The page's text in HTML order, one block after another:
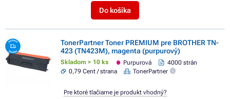
Do košíka
TonerPartner Toner PREMIUM pre BROTHER TN-
423 (TN423M), magenta (purpurový)
Skladom > 10 ks Purpurová
4000 strán
0,79 Cent / strana
TonerPartner
Pre ktoré tlačiarne je produkt vhodný?